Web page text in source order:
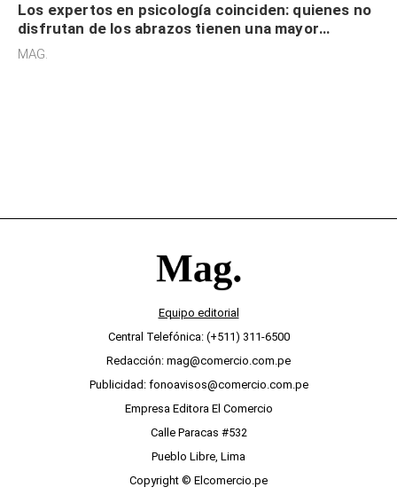
Los expertos en psicología coinciden: quienes no
disfrutan de los abrazos tienen una mayor
sensibilidad a los estímulos físicos y no es por
MAG.
Equipo editorial
Central Telefónica: (+511) 311-6500
Redacción: mag@comercio.com.pe
Publicidad: fonoavisos@comercio.com.pe
Empresa Editora El Comercio
Calle Paracas #532
Pueblo Libre, Lima
Copyright © Elcomercio.pe